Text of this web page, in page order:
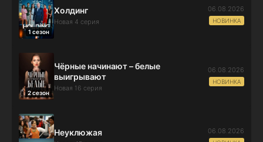
1 сезон
Холдинг
Новая 4 серия
06.08.2026
НОВИНКА
2 сезон
Чёрные начинают – белые
выигрывают
Новая 16 серия
06.08.2026
НОВИНКА
Неуклюжая 06.08.2026